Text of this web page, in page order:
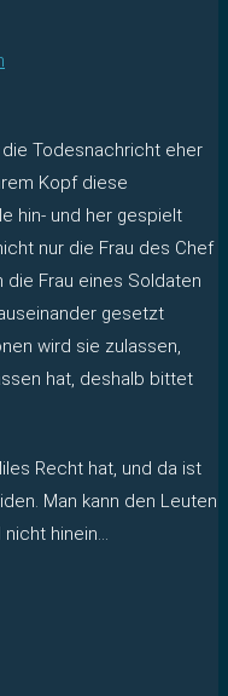
Todesnachricht eher
Kopf diese
hin- und her gespielt
nur die Frau des Chef
die Frau eines Soldaten
gesetzt
wird sie zulassen,
hat, deshalb bittet
Recht hat, und da ist
Man kann den Leuten
nicht hinein…